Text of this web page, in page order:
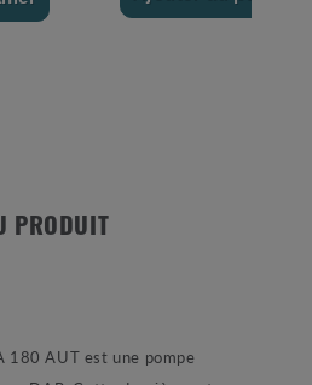
PRODUIT
180 AUT est une pompe